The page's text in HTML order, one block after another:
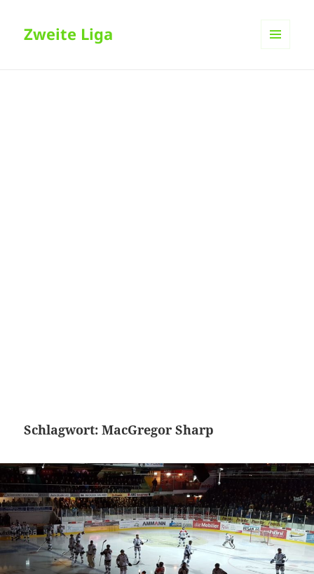
Zweite Liga
Schlagwort:MacGregor Sharp